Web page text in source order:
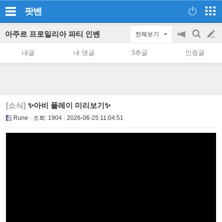
팟벤
아주르 프로밀리아 파티 인벤 전체보기
공
on/off
검
색
글
쓰
내글 내 댓글 3추글 인증글
[소식] ✨아비 플레이 미리보기✨
Rune 조회: 1904 2026-06-25 11:04:51